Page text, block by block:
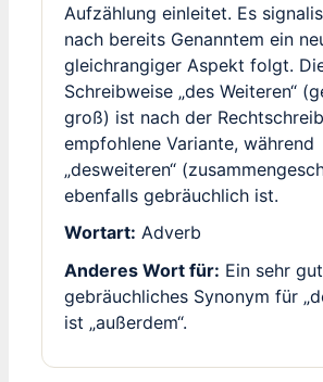
Aufzählung einleitet. Es
nach bereits Genanntem ein
gleichrangiger Aspekt folgt.
Schreibweise „des Weiteren“
groß) ist nach der
empfohlene Variante, während
„desweiteren“
ebenfalls gebräuchlich ist.
Wortart: Adverb
Anderes Wort für: Ein sehr
gebräuchliches Synonym für
ist „außerdem“.